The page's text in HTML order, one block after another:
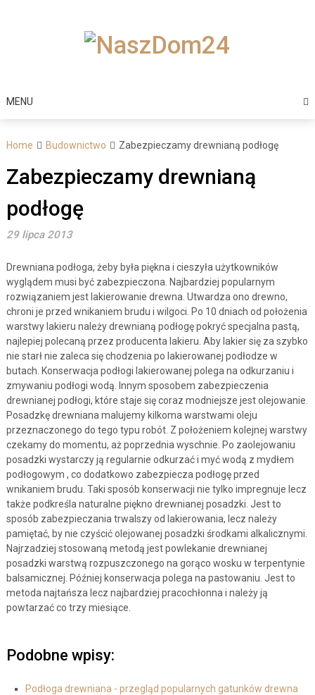
MENU
Home Budownictwo Zabezpieczamy drewnianą podłogę
Zabezpieczamy drewnianą
podłogę
29 lipca 2013
Drewniana podłoga, żeby była piękna i cieszyła użytkowników
wyglądem musi być zabezpieczona. Najbardziej popularnym
rozwiązaniem jest lakierowanie drewna. Utwardza ono drewno,
chroni je przed wnikaniem brudu i wilgoci. Po 10 dniach od położenia
warstwy lakieru należy drewnianą podłogę pokryć specjalna pastą,
najlepiej polecaną przez producenta lakieru. Aby lakier się za szybko
nie starł nie zaleca się chodzenia po lakierowanej podłodze w
butach. Konserwacja podłogi lakierowanej polega na odkurzaniu i
zmywaniu podłogi wodą. Innym sposobem zabezpieczenia
drewnianej podłogi, które staje się coraz modniejsze jest olejowanie.
Posadzkę drewniana malujemy kilkoma warstwami oleju
przeznaczonego do tego typu robót. Z położeniem kolejnej warstwy
czekamy do momentu, aż poprzednia wyschnie. Po zaolejowaniu
posadzki wystarczy ją regularnie odkurzać i myć wodą z mydłem
podłogowym , co dodatkowo zabezpiecza podłogę przed
wnikaniem brudu. Taki sposób konserwacji nie tylko impregnuje lecz
także podkreśla naturalne piękno drewnianej posadzki. Jest to
sposób zabezpieczania trwalszy od lakierowania, lecz należy
pamiętać, by nie czyścić olejowanej posadzki środkami alkalicznymi.
Najrzadziej stosowaną metodą jest powlekanie drewnianej
posadzki warstwą rozpuszczonego na gorąco wosku w terpentynie
balsamicznej. Później konserwacja polega na pastowaniu. Jest to
metoda najtańsza lecz najbardziej pracochłonna i należy ją
powtarzać co trzy miesiące.
Podobne wpisy:
Podłoga drewniana - przegląd popularnych gatunków drewna